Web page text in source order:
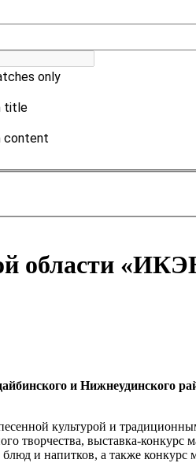
only
title
content
области
и Нижнеудинского
культурой и
творчества, выставка-конкурс
и напитков, а также конкурс